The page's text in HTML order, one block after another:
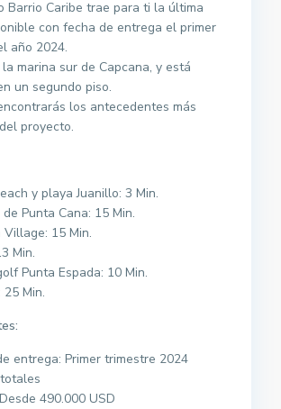
Barrio Caribe trae para ti la última
con fecha de entrega el primer
año 2024.
marina sur de Capcana, y está
un segundo piso.
los antecedentes más
proyecto.
y playa Juanillo: 3 Min.
Punta Cana: 15 Min.
Village: 15 Min.
Min.
Punta Espada: 10 Min.
Min.
entrega: Primer trimestre 2024
490.000 USD